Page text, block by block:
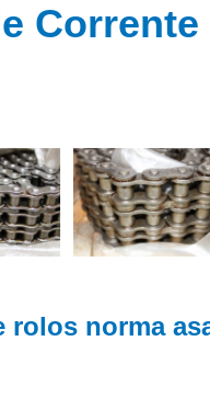
norma